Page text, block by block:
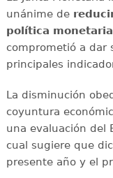
unánime de
política
comprometió a dar
principales
La disminución
coyuntura
una evaluación del
cual sugiere que
presente año y el